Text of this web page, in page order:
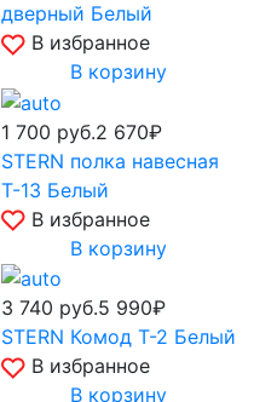
дверный Белый
В избранное
В корзину
1 700 руб.2 670₽
STERN полка навесная
Т-13 Белый
В избранное
В корзину
3 740 руб.5 990₽
STERN Комод Т-2 Белый
В избранное
В корзину